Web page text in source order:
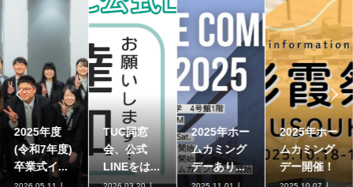

2025年度
(令和7年度)
卒業式イ...
TUC同窓
会、公式
LINEをは...
2025年ホー
ムカミング
デーあり...
2025年ホー
ムカミング
デー開催！
